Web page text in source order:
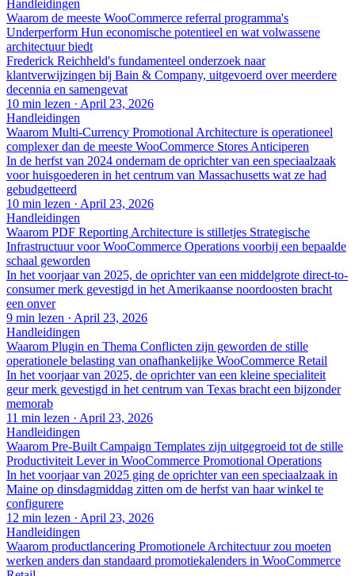
Handleidingen
Waarom de meeste WooCommerce referral programma's
Underperform Hun economische potentieel en wat volwassene
architectuur biedt
Frederick Reichheld's fundamenteel onderzoek naar
klantverwijzingen bij Bain & Company, uitgevoerd over meerdere
decennia en samengevat
10 min lezen · April 23, 2026
Handleidingen
Waarom Multi-Currency Promotional Architecture is operationeel
complexer dan de meeste WooCommerce Stores Anticiperen
In de herfst van 2024 ondernam de oprichter van een speciaalzaak
voor huisgoederen in het centrum van Massachusetts wat ze had
gebudgetteerd
10 min lezen · April 23, 2026
Handleidingen
Waarom PDF Reporting Architecture is stilletjes Strategische
Infrastructuur voor WooCommerce Operations voorbij een bepaalde
schaal geworden
In het voorjaar van 2025, de oprichter van een middelgrote direct-to-
consumer merk gevestigd in het Amerikaanse noordoosten bracht
een onver
9 min lezen · April 23, 2026
Handleidingen
Waarom Plugin en Thema Conflicten zijn geworden de stille
operationele belasting van onafhankelijke WooCommerce Retail
In het voorjaar van 2025, de oprichter van een kleine specialiteit
geur merk gevestigd in het centrum van Texas bracht een bijzonder
memorab
11 min lezen · April 23, 2026
Handleidingen
Waarom Pre-Built Campaign Templates zijn uitgegroeid tot de stille
Productiviteit Lever in WooCommerce Promotional Operations
In het voorjaar van 2025 ging de oprichter van een speciaalzaak in
Maine op dinsdagmiddag zitten om de herfst van haar winkel te
configurere
12 min lezen · April 23, 2026
Handleidingen
Waarom productlancering Promotionele Architectuur zou moeten
werken anders dan standaard promotiekalenders in WooCommerce